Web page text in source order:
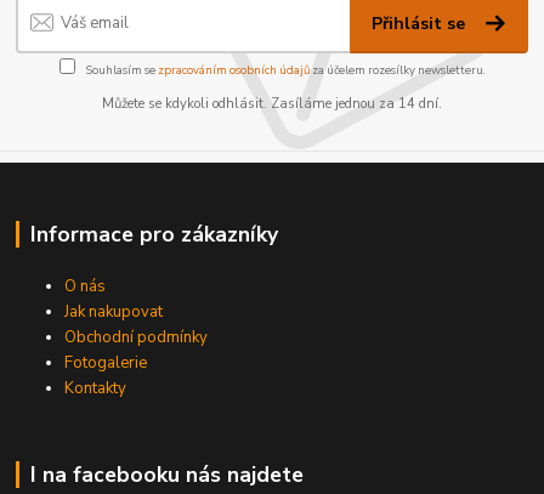
Přihlásit se
Souhlasím se zpracováním osobních údajůza účelem rozesílky newsletteru.
Můžete se kdykoli odhlásit. Zasíláme jednou za 14 dní.
Informace pro zákazníky
O nás
Jak nakupovat
Obchodní podmínky
Fotogalerie
Kontakty
I na facebooku nás najdete